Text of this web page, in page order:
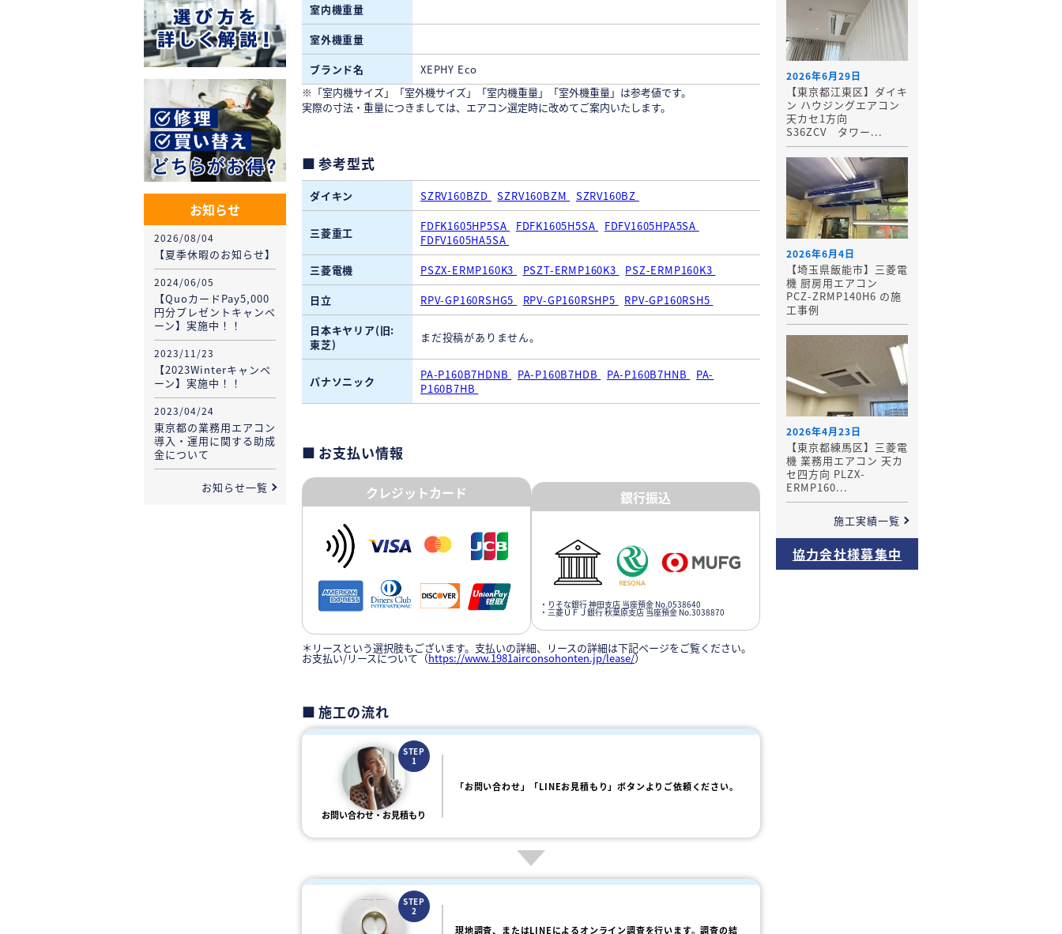
室内機重量
室外機重量
ブランド名
XEPHY Eco
※「室内機サイズ」「室外機サイズ」「室内機重量」「室外機重量」は参考値です。
実際の寸法・重量につきましては、エアコン選定時に改めてご案内いたします。
参考型式
ダイキン SZRV160BZD SZRV160BZM SZRV160BZ
三菱重工 FDFK1605HP5SA FDFK1605H5SA
FDFV1605HPA5SA
FDFV1605HA5SA
三菱電機
PSZX-ERMP160K3 PSZT-ERMP160K3
PSZ-ERMP160K3
日立
RPV-GP160RSHG5 RPV-GP160RSHP5
RPV-GP160RSH5
日本キヤリア(旧:
東芝)
まだ投稿がありません。
パナソニック PA-P160B7HDNB PA-P160B7HDB PA-P160B7HNB
PA-
P160B7HB
お支払い情報
クレジットカード 銀行振込
・りそな銀行 神田支店 当座預金 No.0538640
・三菱ＵＦＪ銀行 秋葉原支店 当座預金 No.3038870
＊リースという選択肢もございます。支払いの詳細、リースの詳細は下記ページをご覧ください。
お支払い/リースについて（https://www.1981airconsohonten.jp/lease/）
施工の流れ
STEP
1
お問い合わせ・お見積もり
「お問い合わせ」「LINEお見積もり」ボタンよりご依頼ください。
STEP
2
現地調査、またはLINEによるオンライン調査を行います。調査の結
お知らせ
2026/08/04
【夏季休暇のお知らせ】
2024/06/05
【QuoカードPay5,000
円分プレゼントキャンペ
ーン】実施中！！
2023/11/23
【2023Winterキャンペ
ーン】実施中！！
2023/04/24
東京都の業務用エアコン
導入・運用に関する助成
金について
お知らせ一覧
2026年6月29日
【東京都江東区】ダイキ
ン ハウジングエアコン
天カセ1方向
S36ZCV タワー...
2026年6月4日
【埼玉県飯能市】三菱電
機 厨房用エアコン
PCZ-ZRMP140H6 の施
工事例
2026年4月23日
【東京都練馬区】三菱電
機 業務用エアコン 天カ
セ四方向 PLZX-
ERMP160...
施工実績一覧
協力会社様募集中